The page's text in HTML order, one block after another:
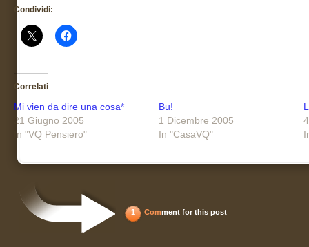
Condividi:
Correlati
Mi vien da dire una cosa*
21 Giugno 2005
In "VQ Pensiero"
Bu!
1 Dicembre 2005
In "CasaVQ"
1 Comment for this post